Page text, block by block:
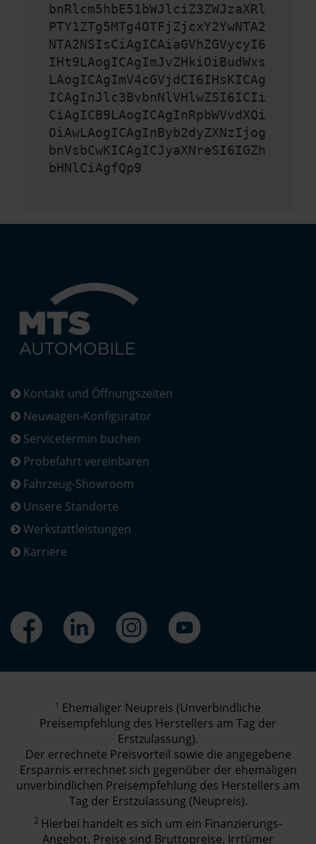
bnRlcm5hbE51bWJlciZ3ZWJzaXRl
PTY1ZTg5MTg4OTFjZjcxY2YwNTA2
NTA2NSIsCiAgICAiaGVhZGVycyI6
IHt9LAogICAgImJvZHkiOiBudWxs
LAogICAgImV4cGVjdCI6IHsKICAg
ICAgInJlc3BvbnNlVHlwZSI6ICIi
CiAgICB9LAogICAgInRpbWVvdXQi
OiAwLAogICAgInByb2dyZXNzIjog
bnVsbCwKICAgICJyaXNreSI6IGZh
bHNlCiAgfQp9
Kontakt und Öffnungszeiten
Neuwagen-Konfigurator
Servicetermin buchen
Probefahrt vereinbaren
Fahrzeug-Showroom
Unsere Standorte
Werkstattleistungen
Karriere
1 Ehemaliger Neupreis (Unverbindliche
Preisempfehlung des Herstellers am Tag der
Erstzulassung).
Der errechnete Preisvorteil sowie die angegebene
Ersparnis errechnet sich gegenüber der ehemaligen
unverbindlichen Preisempfehlung des Herstellers am
Tag der Erstzulassung (Neupreis).
2 Hierbei handelt es sich um ein Finanzierungs-
Angebot. Preise sind Bruttopreise. Irrtümer